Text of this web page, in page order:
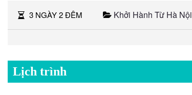
3 NGÀY 2 ĐÊM Khởi Hành Từ Hà Nội
Lịch trình